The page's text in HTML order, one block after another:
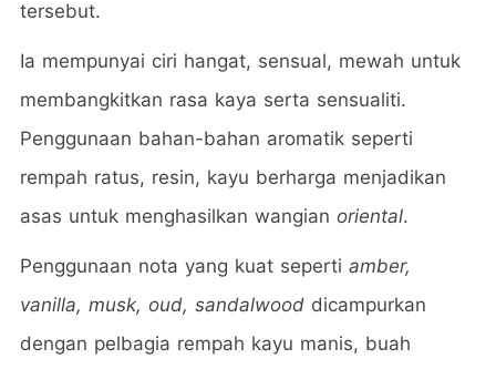
tersebut.
Ia mempunyai ciri hangat, sensual, mewah untuk
membangkitkan rasa kaya serta sensualiti.
Penggunaan bahan-bahan aromatik seperti
rempah ratus, resin, kayu berharga menjadikan
asas untuk menghasilkan wangian oriental.
Penggunaan nota yang kuat seperti amber,
vanilla, musk, oud, sandalwood dicampurkan
dengan pelbagia rempah kayu manis, buah